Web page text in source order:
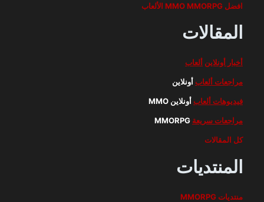
افضل MMO MMORPG الألعاب
المقالات
أخبار أونلاين ألعاب
مراجعات ألعاب أونلاين
فيديوهات ألعاب أونلاين MMO
مراجعات سريعة
كل المقالات
المنتديات
منتديات MMORPG